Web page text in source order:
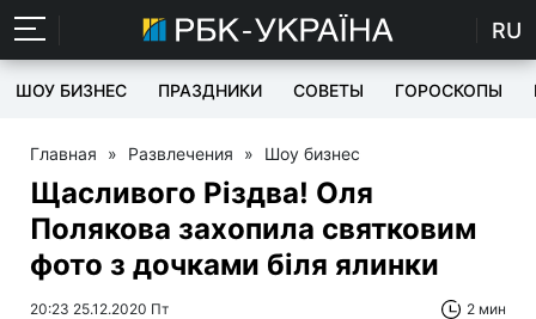
RU
ШОУ БИЗНЕС ПРАЗДНИКИ СОВЕТЫ ГОРОСКОПЫ
Главная » Развлечения » Шоу бизнес
Щасливого Різдва! Оля
Полякова захопила святковим
фото з дочками біля ялинки
20:23 25.12.2020 Пт 2 мин